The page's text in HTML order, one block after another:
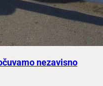
nezavisno